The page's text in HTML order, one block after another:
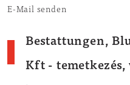
E-Mail senden
Bestattungen,
Kft -